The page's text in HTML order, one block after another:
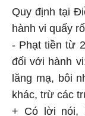
Quy định tại
hành vi quấy
- Phạt tiền từ
đối với hành
lăng mạ, bôi
khác, trừ các
+ Có lời nói,